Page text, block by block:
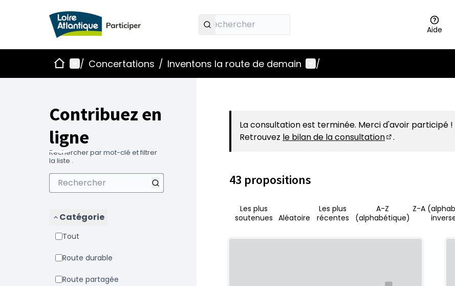
Aide
AccueilMenu principal
/ Concertations / Inventons la route de demain Menu utilisateur
/
Contribuez en
ligne
Rechercher par mot-clé et filtrer
la liste .
Catégorie
Tout
Route durable
Route partagée
La consultation est terminée. Merci d'avoir participé !
Retrouvez le bilan de la consultation .
43 propositions
Les plus
soutenues
Aléatoire
Les plus
récentes
A-Z
(alphabétique)
Z-A